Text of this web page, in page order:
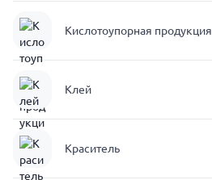
Кислотоупорная продукция
Клей
Краситель